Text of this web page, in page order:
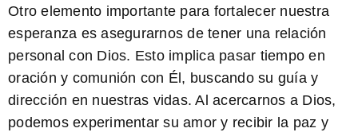
Otro elemento importante para fortalecer nuestra
esperanza es asegurarnos de tener una relación
personal con Dios. Esto implica pasar tiempo en
oración y comunión con Él, buscando su guía y
dirección en nuestras vidas. Al acercarnos a Dios,
podemos experimentar su amor y recibir la paz y